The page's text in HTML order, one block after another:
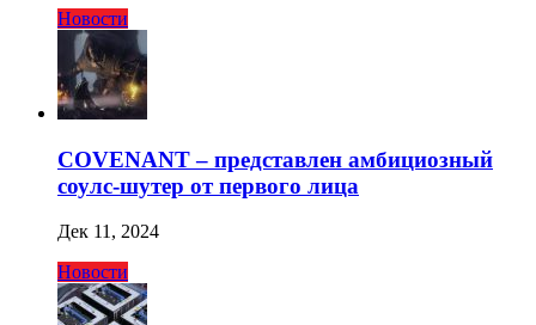
Новости
COVENANT – представлен амбициозный
соулс-шутер от первого лица
Дек 11, 2024
Новости